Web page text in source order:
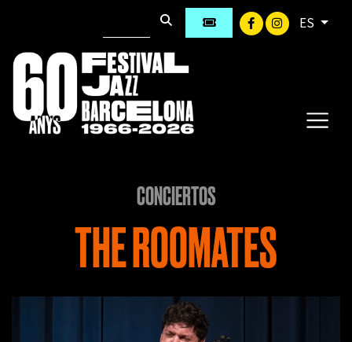
ES
CONCIERTOS
THE ROOMATES